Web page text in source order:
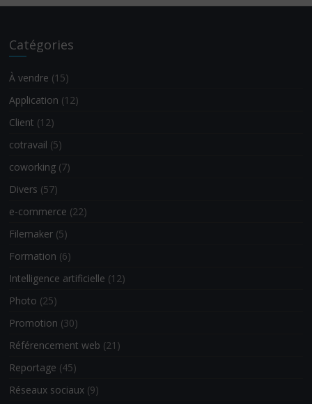
Catégories
À vendre (15)
Application (12)
Client (12)
cotravail (5)
coworking (7)
Divers (57)
e-commerce (22)
Filemaker (5)
Formation (6)
Intelligence artificielle (12)
Photo (25)
Promotion (30)
Référencement web (21)
Reportage (45)
Réseaux sociaux (9)